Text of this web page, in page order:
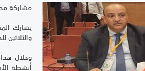
مشاركة
يشارك
والثلاثين
وخلال هذا